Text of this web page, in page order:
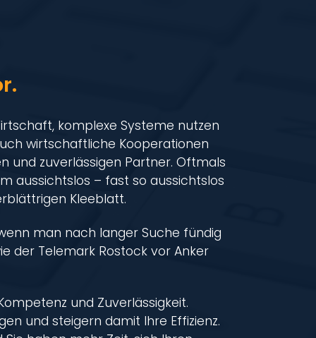
komplexe Systeme nutzen
wirtschaftliche Kooperationen
und zuverlässigen Partner. Oftmals
aussichtslos – fast so aussichtslos
Kleeblatt.
man nach langer Suche fündig
der Telemark Rostock vor Anker
und Zuverlässigkeit.
und steigern damit Ihre Effizienz.